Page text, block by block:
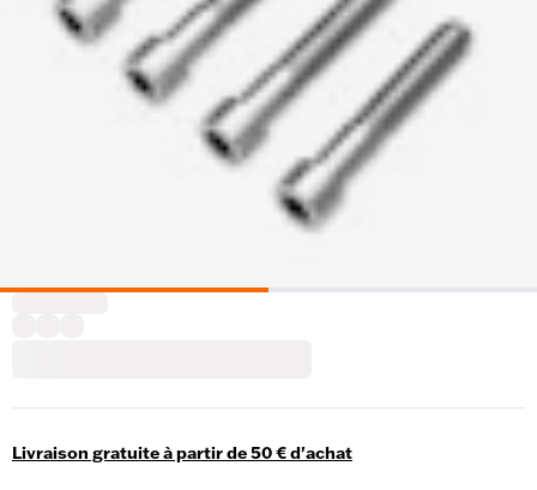
Livraison gratuite à partir de 50 € d'achat